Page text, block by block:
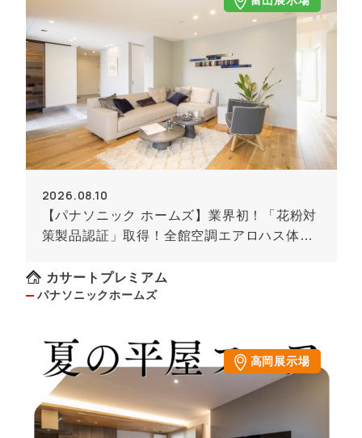
2026.08.10
【パナソニック ホームズ】業界初！「花粉対
策製品認証」取得！全館空調エアロハス体感
カサートプレミアム
パナソニックホームズ
高岡展示場